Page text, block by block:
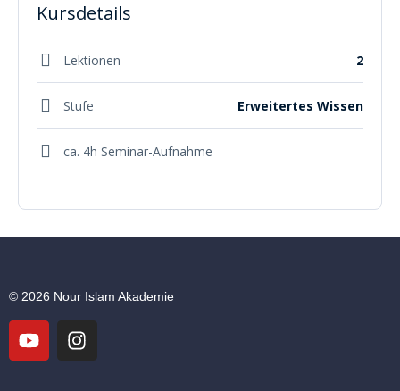
Kursdetails
Lektionen 2
Stufe Erweitertes Wissen
ca. 4h Seminar-Aufnahme
© 2026 Nour Islam Akademie